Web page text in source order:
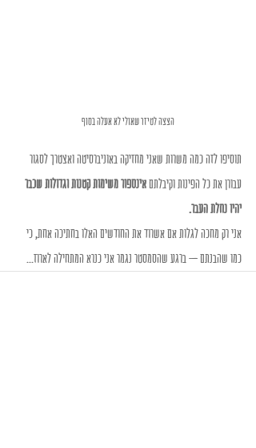
הצצה לטיזר שאולי לא אעלה בסוף
תוסיפו לזה כמה משרות שאני מחזיקה באוניברסיטה ואצטרך לסגור
עבורן את כל הפינות וקיבלתם אינספור משימות קטנות וגדולות שכבר
יהיו נחלת העבר.
אני רק מחכה לגלות אם אשרוד את החודשים האלו בחתיכה אחת, כי
כמו שהבנתם – ברגע שהסמסטר נגמר אני כנרא המתחילה לארוז...